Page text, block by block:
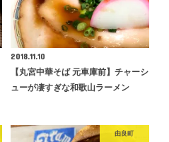
2018.11.10
【丸宮中華そば 元車庫前】チャーシ
ューが凄すぎな和歌山ラーメン
由良町